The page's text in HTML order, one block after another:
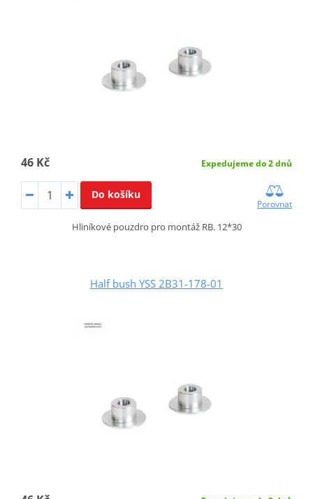
46 Kč Expedujeme do 2 dnů
Do košíku
Porovnat
Hliníkové pouzdro pro montáž RB. 12*30
Half bush YSS 2B31-178-01